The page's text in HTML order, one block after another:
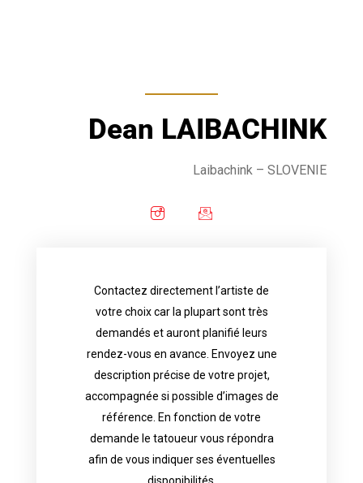
Dean LAIBACHINK
Laibachink – SLOVENIE
Contactez directement l’artiste de
votre choix car la plupart sont très
demandés et auront planifié leurs
rendez-vous en avance. Envoyez une
description précise de votre projet,
accompagnée si possible d’images de
référence. En fonction de votre
demande le tatoueur vous répondra
afin de vous indiquer ses éventuelles
Contact directly the artist of your
choice because most are in great
appointments in advance. Send an
accurate description of your project, if
possible attached with reference
images. Depending your request, the
tattoo artist will answer to tell you his